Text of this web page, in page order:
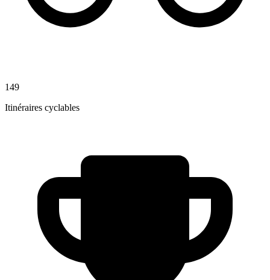
149
Itinéraires cyclables